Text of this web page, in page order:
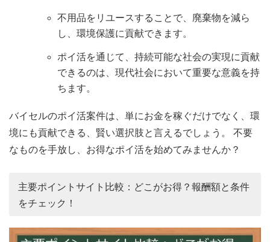
不用品をリユースすることで、廃棄物を減ら
し、環境保護に貢献できます。
ポイ活を通じて、持続可能な社会の実現に貢献
できるのは、現代社会において重要な意義を持
ちます。
バイセルのポイ活案件は、単にお金を稼ぐだけでなく、環
境にも貢献できる、賢い選択肢と言えるでしょう。 不要
なものを手放し、お得なポイ活を始めてみませんか？
主要ポイントサイト比較：どこがお得？報酬額と条件
をチェック！